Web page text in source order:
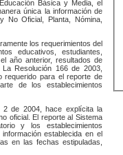
Básica y Media, el
única la información de
No Oficial, Planta, Nómina,
los requerimientos del
educativos, estudiantes,
año anterior, resultados de
Resolución 166 de 2003,
requerido para el reporte de
de los establecimientos
2 de 2004, hace explícita la
oficial. El reporte al Sistema
y los establecimientos
establecida en el
en las fechas estipuladas,